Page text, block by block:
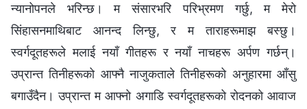
न्यानोपनले भरिन्छ। म संसारभरि परिभ्रमण गर्छु, म मेरो
सिंहासनमाथिबाट आनन्द लिन्छु, र म ताराहरूमाझ बस्छु।
स्वर्गदूतहरूले मलाई नयाँ गीतहरू र नयाँ नाचहरू अर्पण गर्छन्।
उप्रान्त तिनीहरूको आफ्नै नाजुकताले तिनीहरूको अनुहारमा आँसु
बगाउँदैन। उप्रान्त म आफ्नो अगाडि स्वर्गदूतहरूको रोदनको आवाज